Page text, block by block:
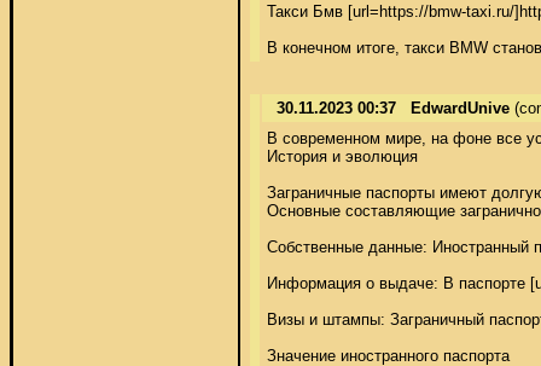
Такси Бмв [url=https://bmw-taxi.ru/
В конечном итоге, такси BMW
30.11.2023 00:37 EdwardUnive
В современном мире, на фоне все
История и эволюция
Заграничные паспорты имеют
Основные составляющие
Собственные данные: Иностранный
Информация о выдаче: В паспорте
Визы и штампы: Заграничный
Значение иностранного паспорта